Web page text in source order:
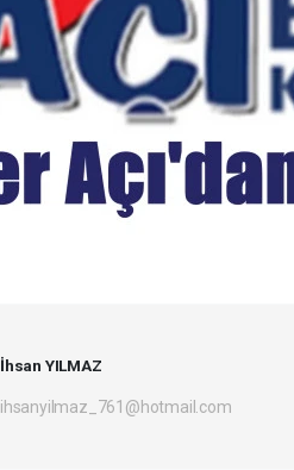
İhsan YILMAZ
ihsanyilmaz_761@hotmail.com